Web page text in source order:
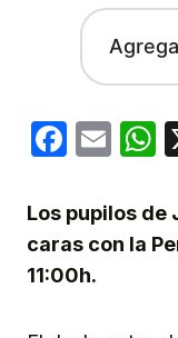
Los pupilos de
caras con la
11:00h.